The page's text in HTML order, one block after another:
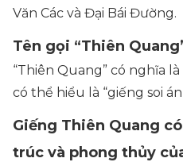
Văn Các và Đại Bái Đường.
Tên gọi “Thiên
“Thiên Quang” có nghĩa
có thể hiểu là “giếng soi
Giếng Thiên Quang
trúc và phong thủy